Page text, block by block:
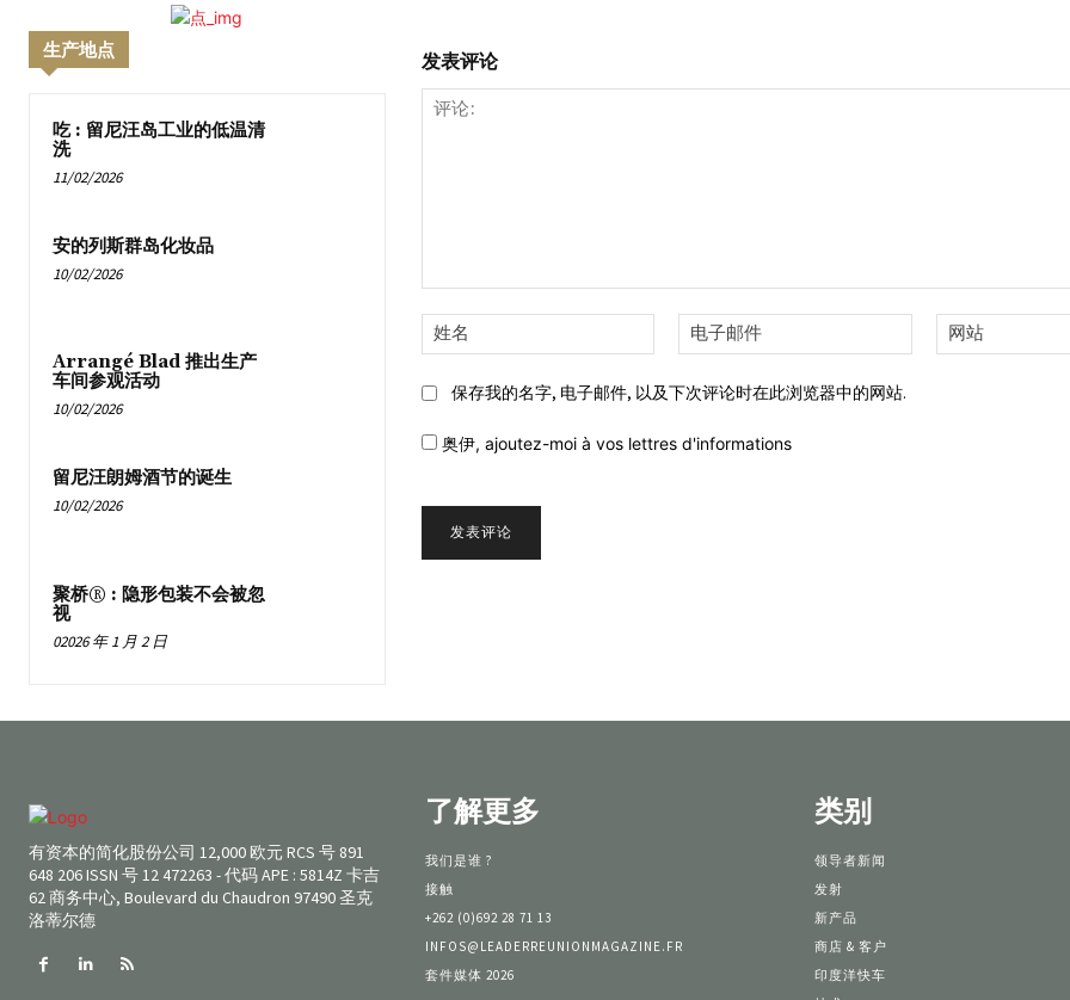
生产地点
吃 : 留尼汪岛工业的低温清
洗
11/02/2026
安的列斯群岛化妆品
10/02/2026
Arrangé Blad 推出生产
车间参观活动
10/02/2026
留尼汪朗姆酒节的诞生
10/02/2026
聚桥® : 隐形包装不会被忽
视
02026 年 1 月 2 日
发表评论
论:
名:*
子
保存我的名字, 电子邮件, 以及下次评论时在此浏览器中的网站.
奥伊, ajoutez-moi à vos lettres d'informations
有资本的简化股份公司 12,000 欧元 RCS 号 891
648 206 ISSN 号 12 472263 - 代码 APE : 5814Z 卡吉
62 商务中心, Boulevard du Chaudron 97490 圣克
洛蒂尔德
了解更多
我们是谁 ?
接触
+262 (0)692 28 71 13
INFOS@LEADERREUNIONMAGAZINE.FR
套件媒体 2026
类别
领导者新闻
发射
新产品
商店 & 客户
印度洋快车